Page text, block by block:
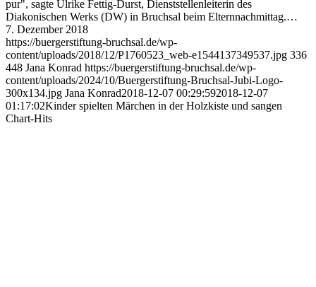
pur", sagte Ulrike Fettig-Durst, Dienststellenleiterin des
Diakonischen Werks (DW) in Bruchsal beim Elternnachmittag.…
7. Dezember 2018
https://buergerstiftung-bruchsal.de/wp-
content/uploads/2018/12/P1760523_web-e1544137349537.jpg 336
448 Jana Konrad https://buergerstiftung-bruchsal.de/wp-
content/uploads/2024/10/Buergerstiftung-Bruchsal-Jubi-Logo-
300x134.jpg Jana Konrad2018-12-07 00:29:592018-12-07
01:17:02Kinder spielten Märchen in der Holzkiste und sangen
Chart-Hits